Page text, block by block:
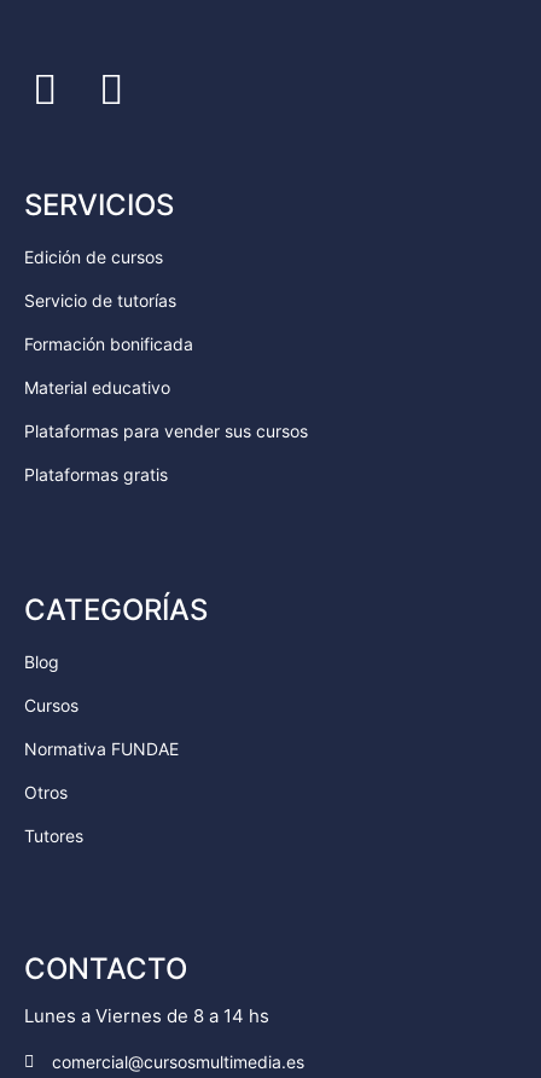
SERVICIOS
Edición de cursos
Servicio de tutorías
Formación bonificada
Material educativo
Plataformas para vender sus cursos
Plataformas gratis
CATEGORÍAS
Blog
Cursos
Normativa FUNDAE
Otros
Tutores
CONTACTO
Lunes a Viernes de 8 a 14 hs
comercial@cursosmultimedia.es